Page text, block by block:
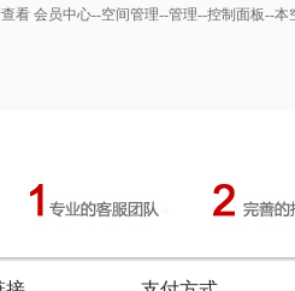
看 会员中心--空间管理--管理--控制面板--